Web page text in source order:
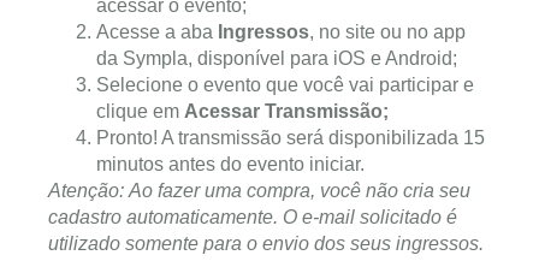
acessar o evento;
Acesse a aba Ingressos, no site ou no app
da Sympla, disponível para iOS e Android;
Selecione o evento que você vai participar e
clique em Acessar Transmissão;
Pronto! A transmissão será disponibilizada 15
minutos antes do evento iniciar.
Atenção: Ao fazer uma compra, você não cria seu
cadastro automaticamente. O e-mail solicitado é
utilizado somente para o envio dos seus ingressos.